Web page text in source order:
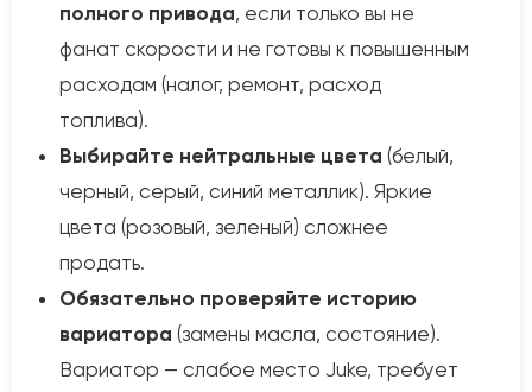
полного привода, если только вы не
фанат скорости и не готовы к повышенным
расходам (налог, ремонт, расход
топлива).
Выбирайте нейтральные цвета (белый,
черный, серый, синий металлик). Яркие
цвета (розовый, зеленый) сложнее
продать.
Обязательно проверяйте историю
вариатора (замены масла, состояние).
Вариатор — слабое место Juke, требует